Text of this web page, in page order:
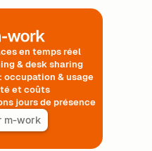
en temps réel
& desk sharing
occupation & usage
et coûts
jours de présence
m-work